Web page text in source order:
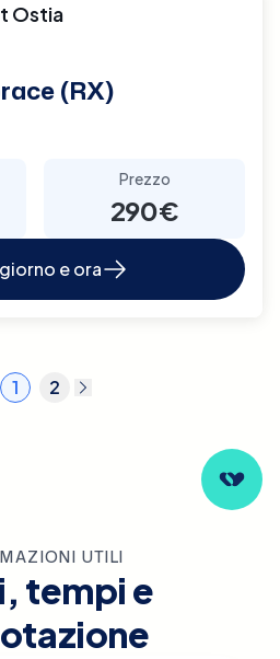
Ostia
(RX)
Prezzo
290€
e ora
1 2
UTILI
tempi e